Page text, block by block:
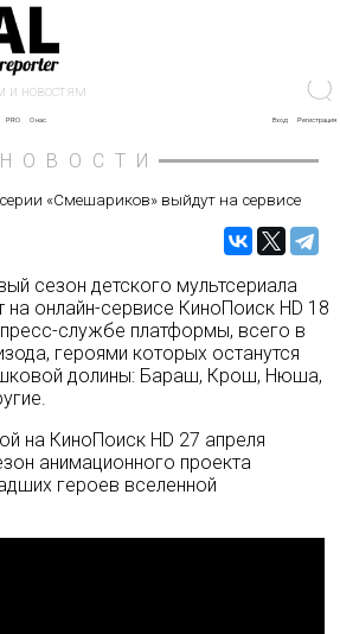
PRO О нас Вход Регистрация
НОВОСТИ
«Смешариков» выйдут на сервисе
сезон детского мультсериала
онлайн-сервисе КиноПоиск HD 18
службе платформы, всего в
героями которых останутся
долины: Бараш, Крош, Нюша,
на КиноПоиск HD 27 апреля
анимационного проекта
героев вселенной